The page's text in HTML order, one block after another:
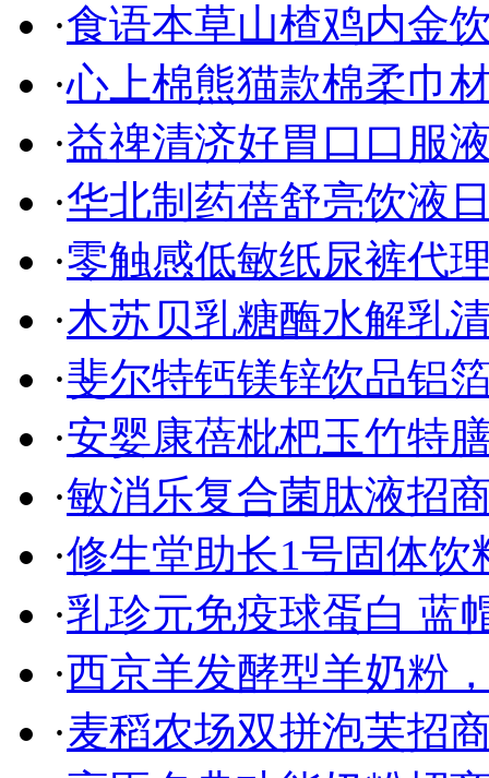
·食语本草山楂鸡内金
·心上棉熊猫款棉柔巾
·益禆清济好胃口口服
·华北制药蓓舒亮饮液
·零触感低敏纸尿裤代
·木苏贝乳糖酶水解乳
·斐尔特钙镁锌饮品铝
·安婴康蓓枇杷玉竹特
·敏消乐复合菌肽液招
·修生堂助长1号固体
·乳珍元免疫球蛋白 蓝
·西京羊发酵型羊奶粉
·麦稻农场双拼泡芙招